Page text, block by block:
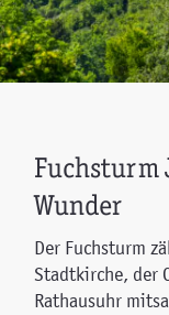
Fuchsturm
Wunder
Der Fuchsturm
Stadtkirche, der
Rathausuhr